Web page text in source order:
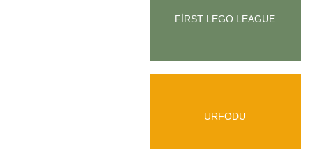
FİRST LEGO LEAGUE
URFODU